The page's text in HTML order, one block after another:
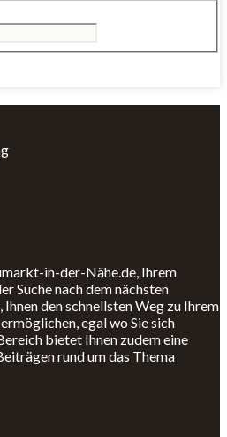
in-der-Nähe.de, Ihrem
Suche nach dem nächsten
den schnellsten Weg zu Ihrem
egal wo Sie sich
bietet Ihnen zudem eine
rund um das Thema